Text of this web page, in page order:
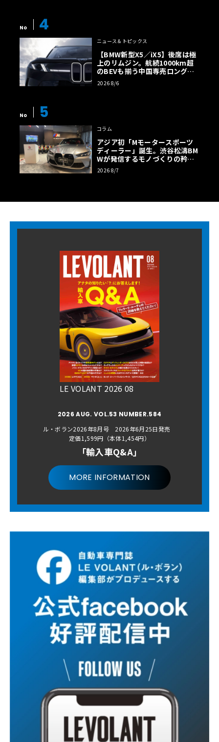
No 4
ニュース＆トピックス
【BMW新型X5／iX5】後席は極
上のリムジン。航続1000km超
のBEVも揃う中国専売ロング仕
様の全貌
2026 8/6
No 5
コラム
アジア初「Mモータースポーツ
ディーラー」誕生。渋谷松濤BM
Wが発信するモノづくりの矜持
【木下隆之コラム】
2026 8/7
LE VOLANT 2026 08
2026 AUG. VOL.53 NUMBER.584
ル・ボラン2026年8月号 2026年6月25日発売
定価1,599円（本体1,454円）
「輸入車Q&A」
MORE INFORMATION